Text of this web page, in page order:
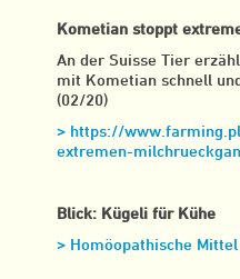
Kometian stoppt
An der Suisse Tier
mit Kometian schnell
(02/20)
> https://
extremen-
Blick: Kügeli für Kühe
> Homöopathische